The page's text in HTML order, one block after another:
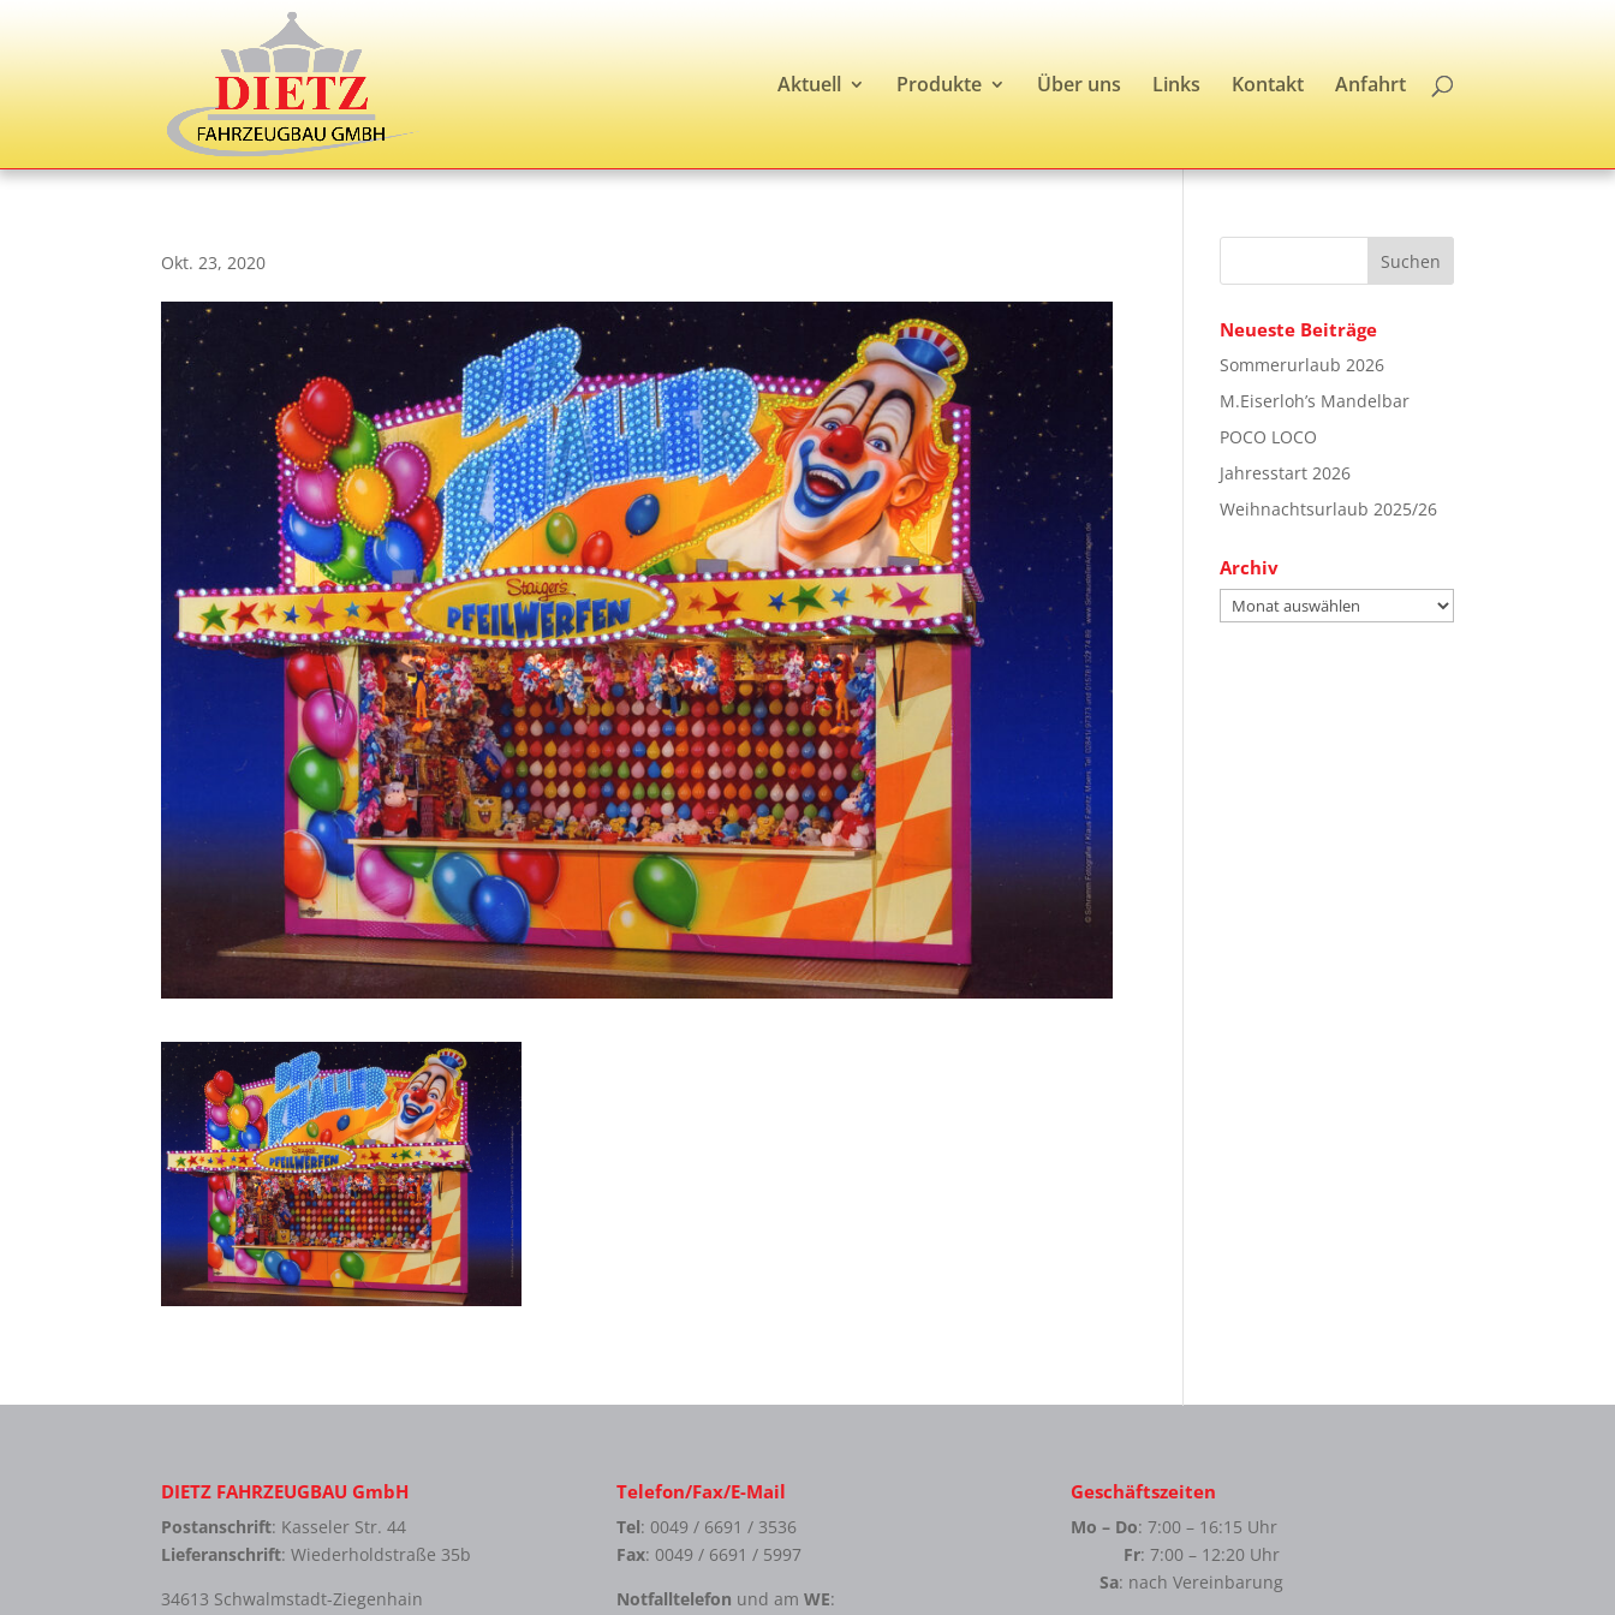
Aktuell Produkte Über uns Links Kontakt Anfahrt
Okt. 23, 2020
Neueste Beiträge
Sommerurlaub 2026
M.Eiserloh’s Mandelbar
POCO LOCO
Jahresstart 2026
Weihnachtsurlaub 2025/26
Archiv
Archiv
DIETZ FAHRZEUGBAU GmbH
Postanschrift: Kasseler Str. 44
Lieferanschrift: Wiederholdstraße 35b
34613 Schwalmstadt-Ziegenhain
Telefon/Fax/E-Mail
Tel: 0049 / 6691 / 3536
Fax: 0049 / 6691 / 5997
Notfalltelefon und am WE:
Geschäftszeiten
Mo – Do: 7:00 – 16:15 Uhr
Fr: 7:00 – 12:20 Uhr
Sa: nach Vereinbarung